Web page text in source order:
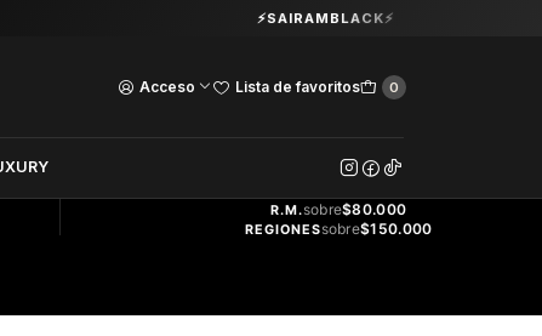
Acceso Lista de favoritos 0
Guardia Vieja 202. Oficina 102.Ver Horarios
⚡SAIRAMBLACK⚡
GRATIS
R.M.sobre$80.000
REGIONESsobre$150.000